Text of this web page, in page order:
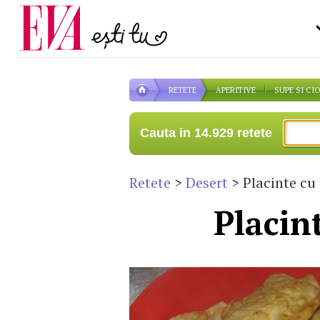
RETETE APERITIVE SUPE SI
Cauta in 14.929 retete
Retete > Desert > Placinte
Carieră
Actualitate